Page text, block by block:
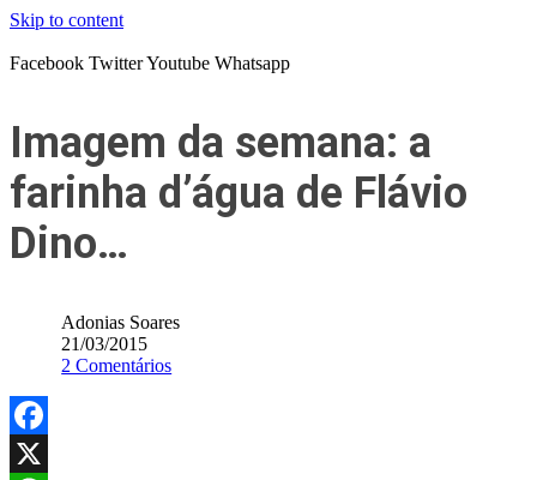
Skip to content
Facebook TwitterYoutube Whatsapp
Imagem da semana: a
farinha d’água de Flávio
Dino…
Adonias Soares
21/03/2015
2 Comentários
Facebook